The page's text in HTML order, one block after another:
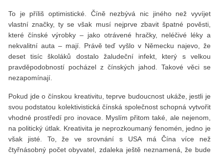
To je příliš optimistické. Číně nezbývá nic jiného než vyvíjet
vlastní značky, ty se však musí nejprve zbavit špatné pověsti,
které čínské výrobky – jako otrávené hračky, neléčivé léky a
nekvalitní auta – mají. Právě teď vyšlo v Německu najevo, že
deset tisíc školáků dostalo žaludeční infekt, který s velkou
pravděpodobností pocházel z čínských jahod. Takové věci se
nezapomínají.
Pokud jde o čínskou kreativitu, teprve budoucnost ukáže, jestli je
svou podstatou kolektivistická čínská společnost schopná vytvořit
vhodné prostředí pro inovace. Myslím přitom také, ale nejenom,
na politický útlak. Kreativita je neprozkoumaný fenomén, jedno je
však jisté. To, že ve srovnání s USA má Čína více než
čtyřnásobný počet obyvatel, zdaleka ještě neznamená, že bude